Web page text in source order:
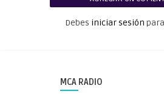
Debes iniciar sesión
MCA RADIO